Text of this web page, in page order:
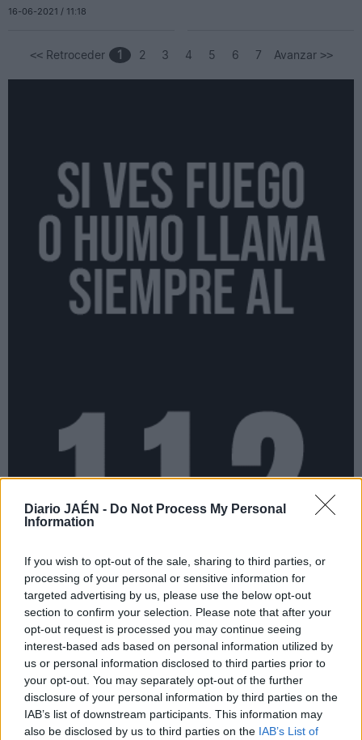
Diario JAÉN - Do Not Process My Personal
Information
If you wish to opt-out of the sale, sharing to third parties, or
processing of your personal or sensitive information for
targeted advertising by us, please use the below opt-out
section to confirm your selection. Please note that after your
opt-out request is processed you may continue seeing
interest-based ads based on personal information utilized by
us or personal information disclosed to third parties prior to
your opt-out. You may separately opt-out of the further
disclosure of your personal information by third parties on the
IAB’s list of downstream participants. This information may
also be disclosed by us to third parties on the IAB’s List of
16-06-2021 / 11:18
Retroceder 1 2 3 4 5 6 7 Avanzar